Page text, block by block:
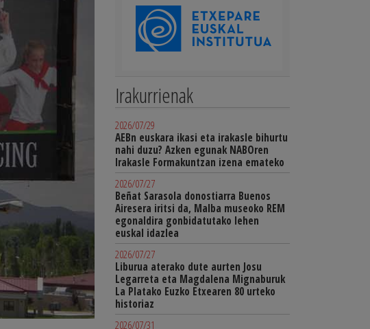
Irakurrienak
2026/07/29
AEBn euskara ikasi eta irakasle bihurtu
nahi duzu? Azken egunak NABOren
Irakasle Formakuntzan izena emateko
2026/07/27
Beñat Sarasola donostiarra Buenos
Airesera iritsi da, Malba museoko REM
egonaldira gonbidatutako lehen
euskal idazlea
2026/07/27
Liburua aterako dute aurten Josu
Legarreta eta Magdalena Mignaburuk
La Platako Euzko Etxearen 80 urteko
historiaz
2026/07/31